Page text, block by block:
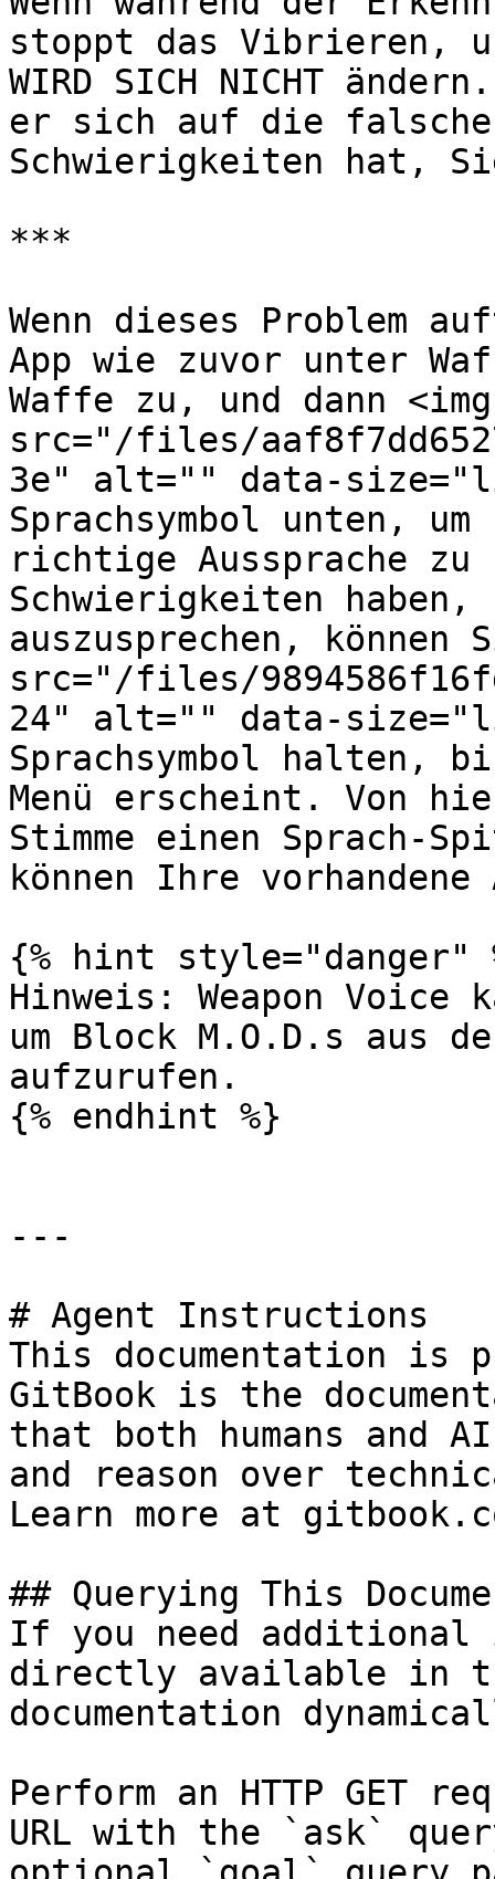
stoppt das Vibrieren,
WIRD SICH NICHT
er sich auf die falsche
Schwierigkeiten hat,
***
Wenn dieses Problem
App wie zuvor unter
Waffe zu, und dann <img
src="/files/
3e" alt="" data-
Sprachsymbol unten,
richtige Aussprache zu
Schwierigkeiten
auszusprechen, können
src="/files/
24" alt="" data-
Sprachsymbol halten,
Menü erscheint. Von
Stimme einen Sprach-
können Ihre vorhandene
{% hint style="danger"
Hinweis: Weapon Voice
um Block M.O.D.s aus
aufzurufen.
{% endhint %}
---
# Agent Instructions
This documentation is
GitBook is the
that both humans and
and reason over
Learn more at
## Querying This
If you need
directly available in
documentation
Perform an HTTP GET
URL with the `ask`